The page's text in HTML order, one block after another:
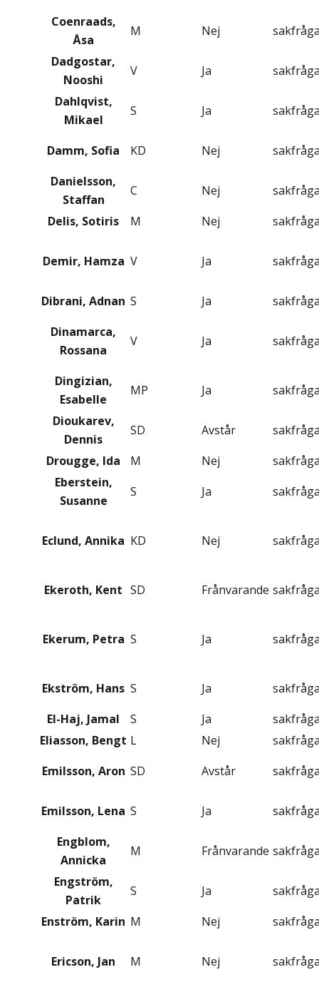
Coenraads,
Åsa
M Nej
Dadgostar,
Nooshi
V Ja
Dahlqvist,
Mikael
S Ja
Damm, Sofia KD Nej
Danielsson,
Staffan
C Nej
Delis, Sotiris
M Nej
Demir, Hamza V Ja
Dibrani, Adnan S Ja
Dinamarca,
Rossana
V Ja
Dingizian,
Esabelle
MP Ja
Dioukarev,
Dennis
SD Avstår
Drougge, Ida
M Nej
Eberstein,
Susanne
S Ja
Eclund, Annika KD Nej
Ekeroth, Kent SD Frånvarande
Ekerum, Petra S Ja
Ekström, Hans S Ja
El-Haj, Jamal
S Ja
Eliasson, Bengt L Nej
Emilsson, Aron SD Avstår
Emilsson, Lena S Ja
Engblom,
Annicka
M Frånvarande
Engström,
Patrik
S Ja
Enström, Karin M Nej
Ericson, Jan M Nej